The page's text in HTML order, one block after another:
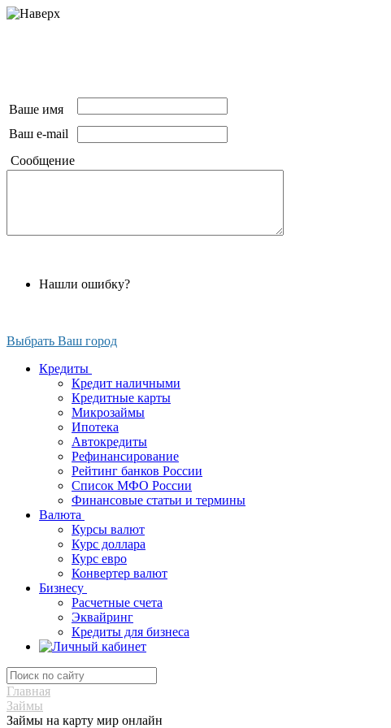
Ваше имя
Ваш e-mail
Сообщение
Нашли ошибку?
Выбрать Ваш город
Кредиты
Кредит наличными
Кредитные карты
Микрозаймы
Ипотека
Автокредиты
Рефинансирование
Рейтинг банков России
Список МФО России
Финансовые статьи и термины
Валюта
Курсы валют
Курс доллара
Курс евро
Конвертер валют
Бизнесу
Расчетные счета
Эквайринг
Кредиты для бизнеса
Главная
Займы
Займы на карту мир онлайн